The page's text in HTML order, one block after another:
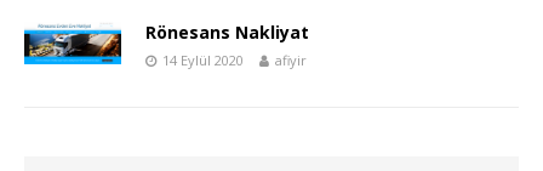
Rönesans Nakliyat
14 Eylül 2020 afiyir